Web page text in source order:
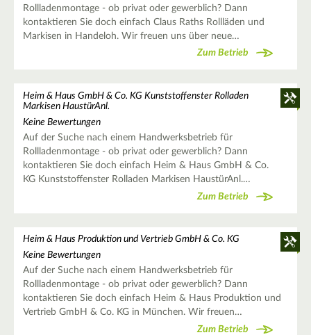
Rollladenmontage - ob privat oder gewerblich? Dann
kontaktieren Sie doch einfach Claus Raths Rollläden und
Markisen in Handeloh. Wir freuen uns über neue…
Zum Betrieb
Heim & Haus GmbH & Co. KG Kunststoffenster Rolladen
Markisen HaustürAnl.
Keine Bewertungen
Auf der Suche nach einem Handwerksbetrieb für
Rollladenmontage - ob privat oder gewerblich? Dann
kontaktieren Sie doch einfach Heim & Haus GmbH & Co.
KG Kunststoffenster Rolladen Markisen HaustürAnl.…
Zum Betrieb
Heim & Haus Produktion und Vertrieb GmbH & Co. KG
Keine Bewertungen
Auf der Suche nach einem Handwerksbetrieb für
Rollladenmontage - ob privat oder gewerblich? Dann
kontaktieren Sie doch einfach Heim & Haus Produktion und
Vertrieb GmbH & Co. KG in München. Wir freuen…
Zum Betrieb